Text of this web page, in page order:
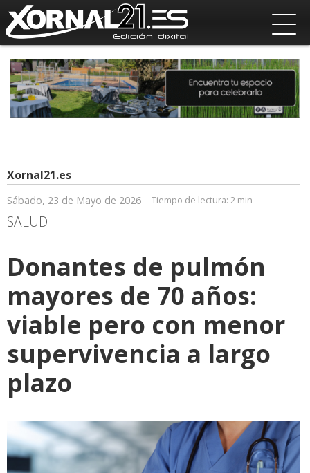
Xornal21.es
Sábado, 23 de Mayo de 2026 Tiempo de lectura: 2 min
SALUD
Donantes de pulmón
mayores de 70 años:
viable pero con menor
supervivencia a largo
plazo